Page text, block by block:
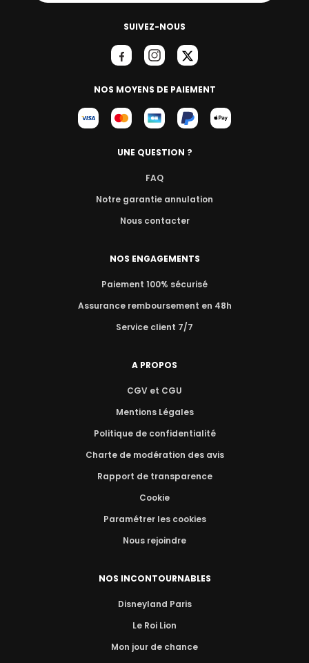
SUIVEZ-NOUS
NOS MOYENS DE PAIEMENT
UNE QUESTION ?
FAQ
Notre garantie annulation
Nous contacter
NOS ENGAGEMENTS
Paiement 100% sécurisé
Assurance remboursement en 48h
Service client 7/7
A PROPOS
CGV et CGU
Mentions Légales
Politique de confidentialité
Charte de modération des avis
Rapport de transparence
Cookie
Paramétrer les cookies
Nous rejoindre
NOS INCONTOURNABLES
Disneyland Paris
Le Roi Lion
Mon jour de chance